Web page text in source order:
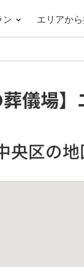
ン エリアか
儀場】
央区の地